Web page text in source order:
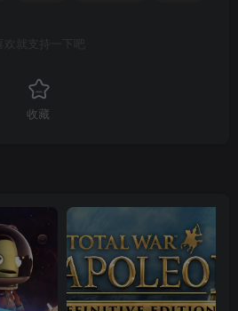
喜欢就支持一下吧
收藏